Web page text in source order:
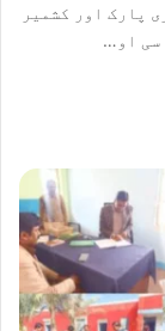
پارک اور کشمیر
سی او…